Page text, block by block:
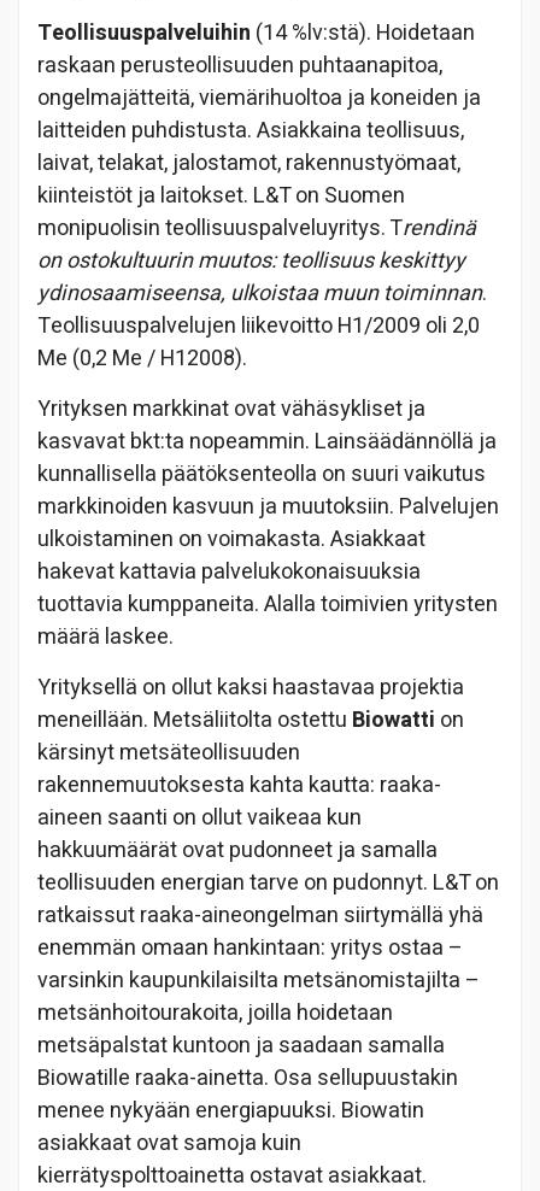
Teollisuuspalveluihin (14 %lv:stä). Hoidetaan
raskaan perusteollisuuden puhtaanapitoa,
ongelmajätteitä, viemärihuoltoa ja koneiden ja
laitteiden puhdistusta. Asiakkaina teollisuus,
laivat, telakat, jalostamot, rakennustyömaat,
kiinteistöt ja laitokset. L&T on Suomen
monipuolisin teollisuuspalveluyritys. Trendinä
on ostokultuurin muutos: teollisuus keskittyy
ydinosaamiseensa, ulkoistaa muun toiminnan.
Teollisuuspalvelujen liikevoitto H1/2009 oli 2,0
Me (0,2 Me / H12008).
Yrityksen markkinat ovat vähäsykliset ja
kasvavat bkt:ta nopeammin. Lainsäädännöllä ja
kunnallisella päätöksenteolla on suuri vaikutus
markkinoiden kasvuun ja muutoksiin. Palvelujen
ulkoistaminen on voimakasta. Asiakkaat
hakevat kattavia palvelukokonaisuuksia
tuottavia kumppaneita. Alalla toimivien yritysten
määrä laskee.
Yrityksellä on ollut kaksi haastavaa projektia
meneillään. Metsäliitolta ostettu Biowatti on
kärsinyt metsäteollisuuden
rakennemuutoksesta kahta kautta: raaka-
aineen saanti on ollut vaikeaa kun
hakkuumäärät ovat pudonneet ja samalla
teollisuuden energian tarve on pudonnyt. L&T on
ratkaissut raaka-aineongelman siirtymällä yhä
enemmän omaan hankintaan: yritys ostaa –
varsinkin kaupunkilaisilta metsänomistajilta –
metsänhoitourakoita, joilla hoidetaan
metsäpalstat kuntoon ja saadaan samalla
Biowatille raaka-ainetta. Osa sellupuustakin
menee nykyään energiapuuksi. Biowatin
asiakkaat ovat samoja kuin
kierrätyspolttoainetta ostavat asiakkaat.